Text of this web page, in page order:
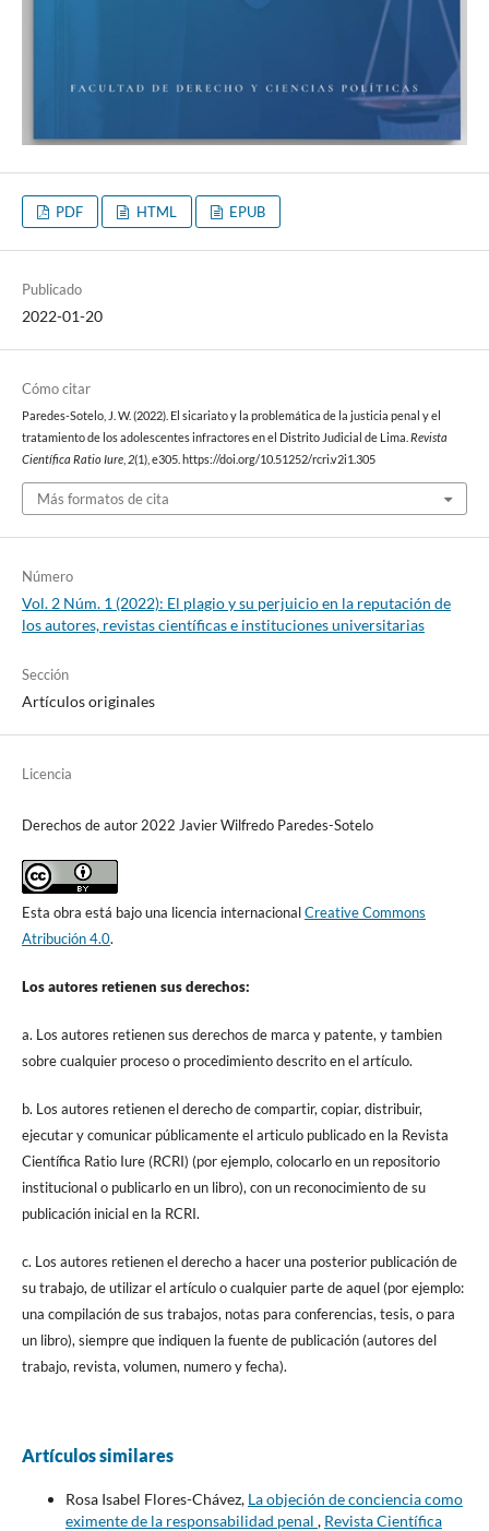
PDF HTML EPUB
Publicado
2022-01-20
Cómo citar
Paredes-Sotelo, J. W. (2022). El sicariato y la problemática de la justicia penal y el
tratamiento de los adolescentes infractores en el Distrito Judicial de Lima.Revista
Científica Ratio Iure,2(1), e305. https://doi.org/10.51252/rcri.v2i1.305
Más formatos de cita
Número
Vol. 2 Núm. 1 (2022): El plagio y su perjuicio en la reputación de
los autores, revistas científicas e instituciones universitarias
Sección
Artículos originales
Licencia
Derechos de autor 2022 Javier Wilfredo Paredes-Sotelo
Esta obra está bajo una licencia internacionalCreative Commons
Atribución 4.0.
Los autores retienen sus derechos:
a. Los autores retienen sus derechos de marca y patente, y tambien
sobre cualquier proceso o procedimiento descrito en el artículo.
b. Los autores retienen el derecho de compartir, copiar, distribuir,
ejecutar y comunicar públicamente el articulo publicado en la Revista
Científica Ratio Iure (RCRI) (por ejemplo, colocarlo en un repositorio
institucional o publicarlo en un libro), con un reconocimiento de su
publicación inicial en la RCRI.
c. Los autores retienen el derecho a hacer una posterior publicación de
su trabajo, de utilizar el artículo o cualquier parte de aquel (por ejemplo:
una compilación de sus trabajos, notas para conferencias, tesis, o para
un libro), siempre que indiquen la fuente de publicación (autores del
trabajo, revista, volumen, numero y fecha).
Artículos similares
Rosa Isabel Flores-Chávez, La objeción de conciencia como
eximente de la responsabilidad penal , Revista Científica